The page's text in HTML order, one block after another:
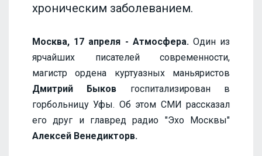
хроническим заболеванием.
Москва, 17 апреля - Атмосфера. Один из
ярчайших писателей современности,
магистр ордена куртуазных маньяристов
Дмитрий Быков госпитализирован в
горбольницу Уфы. Об этом СМИ рассказал
его друг и главред радио "Эхо Москвы"
Алексей Венедикторв.